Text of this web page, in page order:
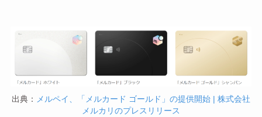
出典：
メルペイ、「メルカード ゴールド」の提供開始 | 株式会社
メルカリのプレスリリース